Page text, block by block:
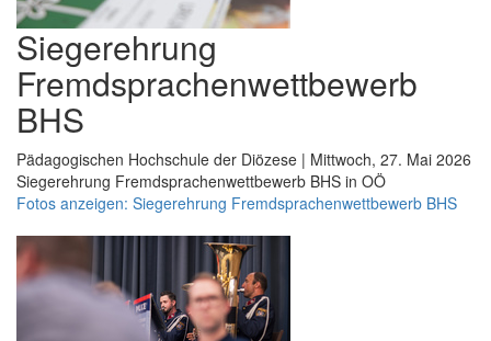
Siegerehrung
Fremdsprachenwettbewerb
BHS
Pädagogischen Hochschule der Diözese | Mittwoch, 27. Mai 2026
Siegerehrung Fremdsprachenwettbewerb BHS in OÖ
Fotos anzeigen: Siegerehrung Fremdsprachenwettbewerb BHS